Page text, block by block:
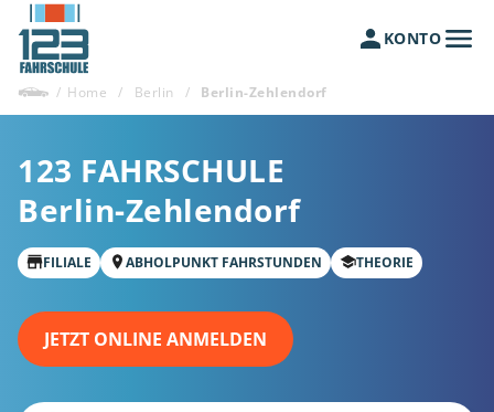
KONTO
/ Home / Berlin / Berlin-Zehlendorf
123 FAHRSCHULE
Berlin-Zehlendorf
FILIALE ABHOLPUNKT FAHRSTUNDEN THEORIE
JETZT ONLINE ANMELDEN